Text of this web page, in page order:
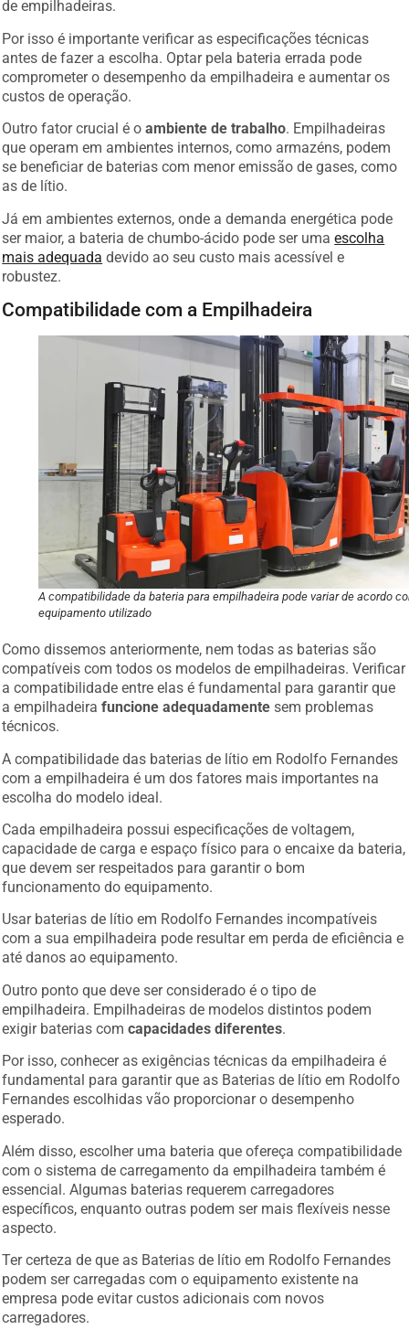
de empilhadeiras.
Por isso é importante verificar as especificações técnicas
antes de fazer a escolha. Optar pela bateria errada pode
comprometer o desempenho da empilhadeira e aumentar os
custos de operação.
Outro fator crucial é oambiente de trabalho. Empilhadeiras
que operam em ambientes internos, como armazéns, podem
se beneficiar de baterias com menor emissão de gases, como
as de lítio.
Já em ambientes externos, onde a demanda energética pode
ser maior, a bateria de chumbo-ácido pode ser umaescolha
mais adequada devido ao seu custo mais acessível e
robustez.
Compatibilidade com a Empilhadeira
A compatibilidade da bateria para empilhadeira pode variar de acordo
equipamento utilizado
Como dissemos anteriormente, nem todas as baterias são
compatíveis com todos os modelos de empilhadeiras. Verificar
a compatibilidade entre elas é fundamental para garantir que
a empilhadeirafuncione adequadamente sem problemas
técnicos.
A compatibilidade das baterias de lítio em Rodolfo Fernandes
com a empilhadeira é um dos fatores mais importantes na
escolha do modelo ideal.
Cada empilhadeira possui especificações de voltagem,
capacidade de carga e espaço físico para o encaixe da bateria,
que devem ser respeitados para garantir o bom
funcionamento do equipamento.
Usar baterias de lítio em Rodolfo Fernandes incompatíveis
com a sua empilhadeira pode resultar em perda de eficiência e
até danos ao equipamento.
Outro ponto que deve ser considerado é o tipo de
empilhadeira. Empilhadeiras de modelos distintos podem
exigir baterias comcapacidades diferentes.
Por isso, conhecer as exigências técnicas da empilhadeira é
fundamental para garantir que as Baterias de lítio em Rodolfo
Fernandes escolhidas vão proporcionar o desempenho
esperado.
Além disso, escolher uma bateria que ofereça compatibilidade
com o sistema de carregamento da empilhadeira também é
essencial. Algumas baterias requerem carregadores
específicos, enquanto outras podem ser mais flexíveis nesse
aspecto.
Ter certeza de que as Baterias de lítio em Rodolfo Fernandes
podem ser carregadas com o equipamento existente na
empresa pode evitar custos adicionais com novos
carregadores.